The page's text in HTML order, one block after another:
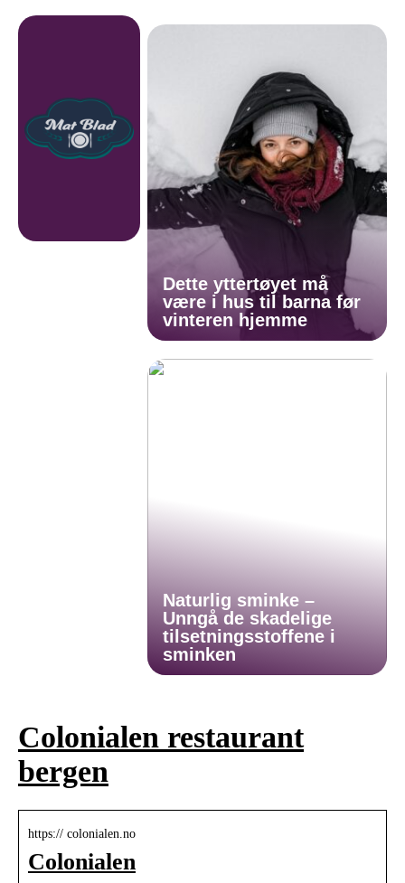
Dette yttertøyet må
være i hus til barna før
vinteren hjemme
Naturlig sminke –
Unngå de skadelige
tilsetningsstoffene i
sminken
Colonialen restaurant
bergen
https:// colonialen.no
Colonialen